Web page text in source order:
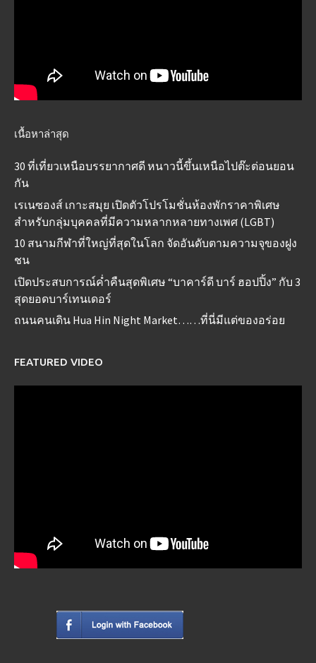
เนื้อหาล่าสุด
30 ที่เที่ยวเหนือบรรยากาศดี หนาวนี้ขึ้นเหนือไปต๊ะต่อนยอน
กัน
เรเนซองส์ เกาะสมุย เปิดตัวโปรโมชั่นห้องพักราคาพิเศษ
สำหรับกลุ่มบุคคลที่มีความหลากหลายทางเพศ (LGBT)
10 สนามกีฬาที่ใหญ่ที่สุดในโลก จัดอันดับตามความจุของฝูง
ชน
เปิดประสบการณ์ค่ำคืนสุดพิเศษ “บาคาร์ดี บาร์ ฮอปปิ้ง” กับ 3
สุดยอดบาร์เทนเดอร์
ถนนคนเดิน Hua Hin Night Market……ที่นี่มีแต่ของอร่อย
FEATURED VIDEO